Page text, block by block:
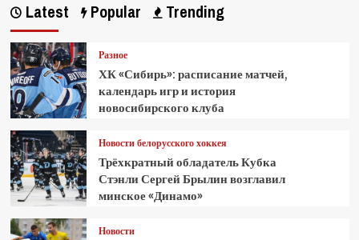
Latest Popular Trending
Разное
ХК «Сибирь»: расписание матчей,
календарь игр и история
новосибирского клуба
Новости белорусского хоккея
Трёхкратный обладатель Кубка
Стэнли Сергей Брылин возглавил
минское «Динамо»
Новости